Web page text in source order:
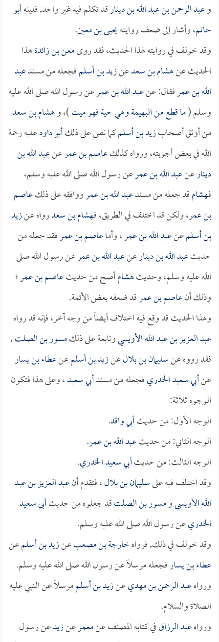
وعبد الرحمن بن عبد الله بن دينارقد تكلم فيه غير واحد, فلينهأبو
حاتم، وأشار إلى ضعف روايتهيحيى بن معين.
وقد خولف في روايته لهذا الحديث، فقد روىمعن بن زائدةهذا
الحديث عنهشام بن سعدعنزيد بن أسلمفجعله من مسندعبد
الله بن عمرفقال: عنعبد الله بن عمرعن رسول الله صلى الله عليه
وسلم (ما قطع من البهيمة وهي حية فهو ميت)، وهشام بن سعد
من أوثق أصحابزيد بن أسلمكما نص على ذلكأبو داودعليه رحمة
الله في بعض أجوبته، ورواه كذلكعاصم بن عمرعنعبد الله بن
دينارعنعبد الله بن عمرعن رسول الله صلى الله عليه وسلم،
فـهشامقد جعله من مسندعبد الله بن عمرووافقه على ذلكعاصم
بن عمر، ولكن قد اختلف في الطريق، فـهشام بن سعدرواه عنزيد
بن أسلمعنعبد الله بن عمر، وأماعاصم بن عمرفقد جعله من
حديثعبد الله بن دينارعنعبد الله بن عمرعن رسول الله صلى
الله عليه وسلم، وحديثهشامأصح من حديثعاصم بن عمر؛
وذلك أنعاصم بن عمرقد ضعفه بعض الأئمة.
وهذا الحديث قد وقع فيه اختلاف أيضاً من وجه آخر، فإنه قد رواه
عبد العزيز بن عبد الله الأويسيوتابعة على ذلكمسور بن الصلت,
فقد رووه عنسليمان بن بلالعنزيد بن أسلمعنعطاء بن يسار
عنأبي سعيد الخدريفجعله من مسندأبي سعيد، وعلى هذا فتكون
الوجوه ثلاثة:
الوجه الأول: من حديثأبي واقد.
الوجه الثاني: من حديثعبد الله بن عمر.
الوجه الثالث: من حديثأبي سعيد الخدري.
وقد اختلف فيه علىسليمان بن بلال، فتقدم أنعبد العزيز بن عبد
الله الأويسيومسور بن الصلتقد جعلوه من حديثأبي سعيد
الخدريعن رسول الله صلى الله عليه وسلم.
وقد خولف في ذلك, فرواهخارجة بن مصعبعنزيد بن أسلمعن
عطاء بن يسارفجعله مرسلاً عن رسول الله صلى الله عليه وسلم.
ورواهعبد الرحمن بن مهديعنزيد بن أسلممرسلاً عن النبي عليه
الصلاة والسلام.
ورواهعبد الرزاقفي كتابه المصنف عنمعمرعنزيدعن رسول